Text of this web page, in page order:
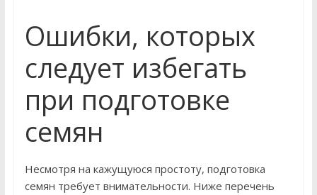
Ошибки, которых
следует избегать
при подготовке
семян
Несмотря на кажущуюся простоту, подготовка
семян требует внимательности. Ниже перечень